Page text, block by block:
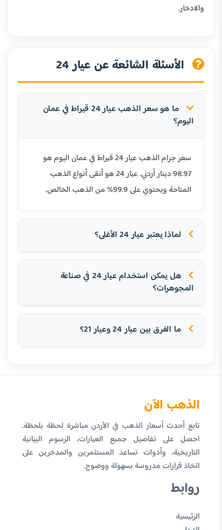
والادخار.
الأسئلة الشائعة عن عيار 24
ما هو سعر الذهب عيار 24 قيراط في عمان
اليوم؟
سعر جرام الذهب عيار 24 قيراط في عمان اليوم هو
98.97 دينار أردني. عيار 24 هو أنقى أنواع الذهب
المتاحة ويحتوي على 99.9% من الذهب الخالص.
لماذا يعتبر عيار 24 الأغلى؟
هل يمكن استخدام عيار 24 في صناعة
المجوهرات؟
ما الفرق بين عيار 24 وعيار 21؟
الذهب الآن
تابع أحدث أسعار الذهب في الأردن مباشرة لحظة بلحظة.
احصل على تفاصيل جميع العيارات، الرسوم البيانية
التاريخية، وأدوات تساعد المستثمرين والمدخرين على
اتخاذ قرارات مدروسة بسهولة ووضوح.
روابط
الرئيسية